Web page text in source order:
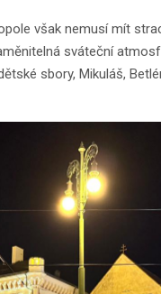
však nemusí mít
sváteční
sbory, Mikuláš,